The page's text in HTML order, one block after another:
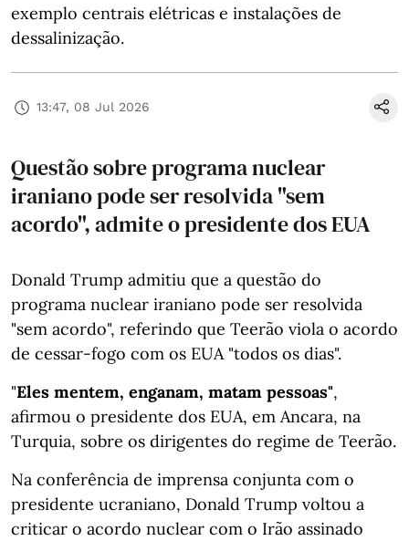
exemplo centrais elétricas e instalações de
dessalinização.
13:47, 08 Jul 2026
Questão sobre programa nuclear
iraniano pode ser resolvida "sem
acordo", admite o presidente dos EUA
Donald Trump admitiu que a questão do
programa nuclear iraniano pode ser resolvida
"sem acordo", referindo que Teerão viola o acordo
de cessar-fogo com os EUA "todos os dias".
"Eles mentem, enganam, matam pessoas",
afirmou o presidente dos EUA, em Ancara, na
Turquia, sobre os dirigentes do regime de Teerão.
Na conferência de imprensa conjunta com o
presidente ucraniano, Donald Trump voltou a
criticar o acordo nuclear com o Irão assinado